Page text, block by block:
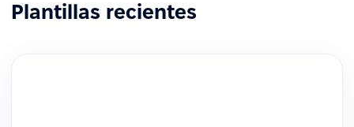
Plantillas recientes